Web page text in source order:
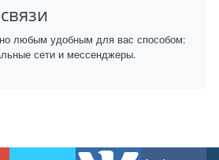
любым удобным для вас способом:
сети и мессенджеры.